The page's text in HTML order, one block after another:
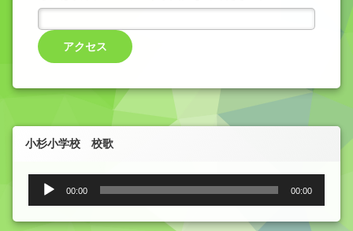
小杉小学校 校歌
プ
レ
00:00 00:00